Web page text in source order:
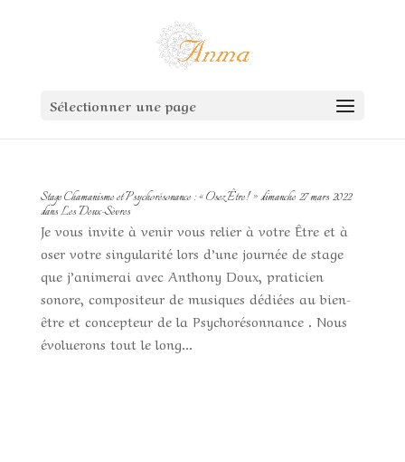
Sélectionner une page
Stage Chamanisme et Psychorésonance : « Osez Être! » dimanche 27 mars 2022
dans Les Deux-Sèvres
Je vous invite à venir vous relier à votre Être et à
oser votre singularité lors d’une journée de stage
que j’animerai avec Anthony Doux, praticien
sonore, compositeur de musiques dédiées au bien-
être et concepteur de la Psychorésonnance . Nous
évoluerons tout le long...